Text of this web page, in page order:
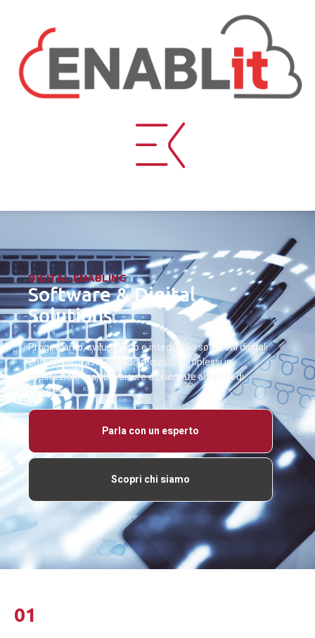
DIGITAL ENABLING
Software & Digital
Solutions
Progettiamo, sviluppiamo e integriamo soluzioni digitali
enterprise, trasformando requisiti complessi in
applicazioni scalabili, sicure e orientate al valore di
business.
Parla con un esperto
Scopri chi siamo
01